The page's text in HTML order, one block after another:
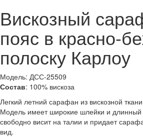
Вискозный
пояс в красно-
полоску Карлоу
Модель: ДСС-25509
Состав: 100% вискоза
Легкий летний сарафан из вискозной
Модель имеет широкие шлейки и длинный
свободно висит на талии и придает
вид.